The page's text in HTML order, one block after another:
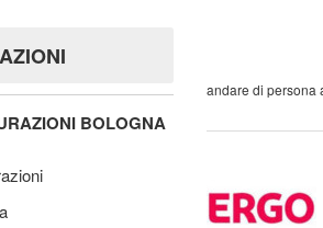
andare di persona
BOLOGNA